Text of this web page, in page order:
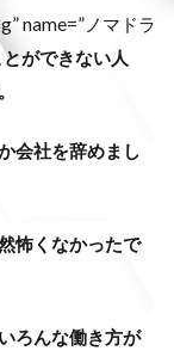
name=”ノマドラ
ができない人
会社を辞めまし
怖くなかったで
ろんな働き方が